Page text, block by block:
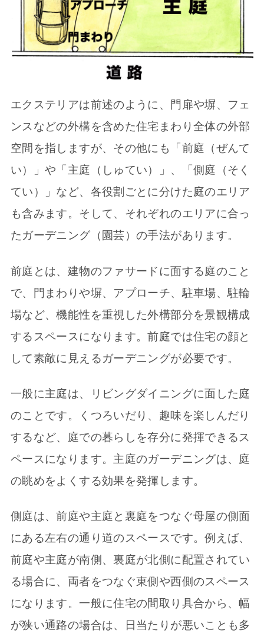
エクステリアは前述のように、門扉や塀、フェ
ンスなどの外構を含めた住宅まわり全体の外部
空間を指しますが、その他にも「前庭（ぜんて
い）」や「主庭（しゅてい）」、「側庭（そく
てい）」など、各役割ごとに分けた庭のエリア
も含みます。そして、それぞれのエリアに合っ
たガーデニング（園芸）の手法があります。
前庭とは、建物のファサードに面する庭のこと
で、門まわりや塀、アプローチ、駐車場、駐輪
場など、機能性を重視した外構部分を景観構成
するスペースになります。前庭では住宅の顔と
して素敵に見えるガーデニングが必要です。
一般に主庭は、リビングダイニングに面した庭
のことです。くつろいだり、趣味を楽しんだり
するなど、庭での暮らしを存分に発揮できるス
ペースになります。主庭のガーデニングは、庭
の眺めをよくする効果を発揮します。
側庭は、前庭や主庭と裏庭をつなぐ母屋の側面
にある左右の通り道のスペースです。例えば、
前庭や主庭が南側、裏庭が北側に配置されてい
る場合に、両者をつなぐ東側や西側のスペース
になります。一般に住宅の間取り具合から、幅
が狭い通路の場合は、日当たりが悪いことも多